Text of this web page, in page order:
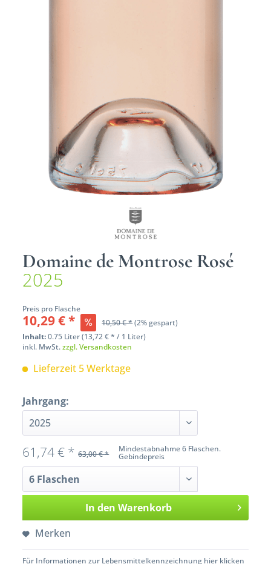
Domaine de Montrose Rosé
2025
Preis pro Flasche
10,29 € * 10,50 € *(2% gespart)
Inhalt:0.75 Liter (13,72 € * / 1 Liter)
inkl. MwSt.zzgl. Versandkosten
Lieferzeit 5 Werktage
Jahrgang:
Mindestabnahme 6 Flaschen.
Gebindepreis
61,74 € * 63,00 € *
In den Warenkorb
Merken
Für Informationen zur Lebensmittelkennzeichnung hier klicken